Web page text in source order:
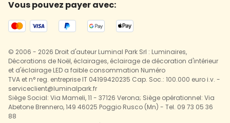
Vous pouvez payer avec:
© 2006 - 2026 Droit d'auteur Luminal Park Srl : Luminaires,
Décorations de Noël, éclairages, éclairage de décoration d'intérieur
et d'éclairage LED a faible consommation Numéro
TVA et n° reg. entreprise IT 04199420235 Cap. Soc.: 100.000 euro i.v. -
serviceclient@luminalpark.fr
Siège Social: Via Mameli, 11 - 37126 Verona; Siège opérationnel: Via
Abetone Brennero, 149 46025 Poggio Rusco (Mn) - Tel. 09 73 05 36
88